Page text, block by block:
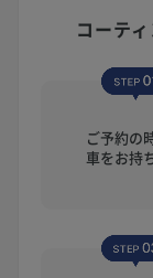
コーテ
ご予約の
車をお持